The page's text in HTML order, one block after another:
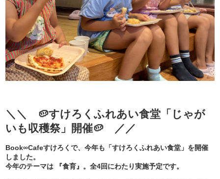
＼＼ 🥔すけろくふれあい食堂「じゃが
いも収穫祭」開催🥔 ／／
Book∞Cafeすけろくで、今年も「すけろくふれあい食堂」を開催
しました。
今年のテーマは 『食育』。全4回にわたり実施予定です。